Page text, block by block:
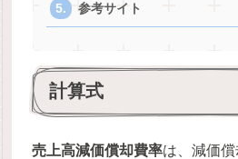
参考サイト
計算式
売上高減価償却費率は、減価